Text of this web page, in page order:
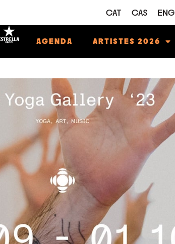
CAT CAS ENG
AGENDA ARTISTES 2026